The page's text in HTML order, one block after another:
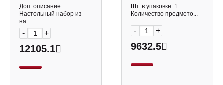
Доп. описание:
Настольный набор из
на...
- +
12105.1
Шт. в упаковке: 1
Количество предмето...
- +
9632.5